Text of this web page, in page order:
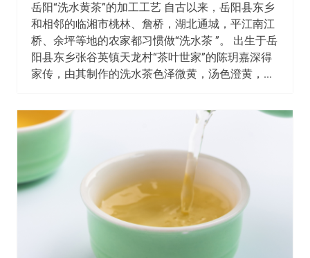
岳阳“洗水黄茶”的加工工艺 自古以来，岳阳县东乡
和相邻的临湘市桃林、詹桥，湖北通城，平江南江
桥、余坪等地的农家都习惯做“洗水茶 ”。 出生于岳
阳县东乡张谷英镇天龙村“茶叶世家”的陈玥嘉深得
家传，由其制作的洗水茶色泽微黄，汤色澄黄，...